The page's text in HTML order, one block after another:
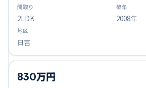
2LDK 2008年
日吉
830万円